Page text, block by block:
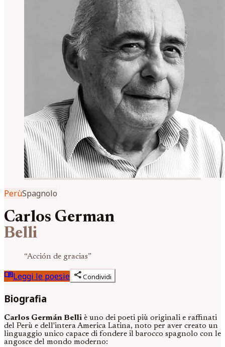
PerùSpagnolo
Carlos German
Belli
“Acción de gracias”
menu_bookLeggi le poesie shareCondividi
Biografia
Carlos Germán Belli è uno dei poeti più originali e raffinati
del Perù e dell'intera America Latina, noto per aver creato un
linguaggio unico capace di fondere il barocco spagnolo con le
angosce del mondo moderno: